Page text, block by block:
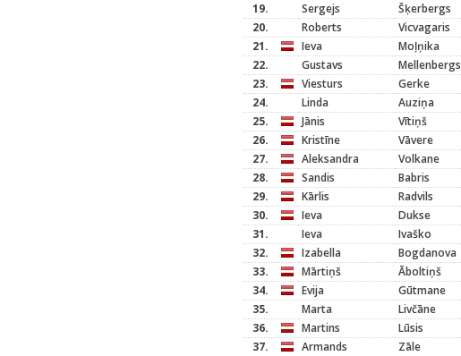
19.
Sergejs Šķerbergs
20.
Roberts Vicvagaris
21.
Ieva Moļņika
22.
Gustavs Mellenbergs
23.
Viesturs Gerke
24.
Linda Auziņa
25.
Jānis Vītiņš
26.
Kristīne Vāvere
27.
Aleksandra Volkane
28.
Sandis Babris
29.
Kārlis Radvils
30.
Ieva Dukse
31.
Ieva Ivaško
32.
Izabella Bogdanova
33.
Mārtiņš Āboltiņš
34.
Evija Gūtmane
35.
Marta Livčāne
36.
Martins Lūsis
37.
Armands Zāle